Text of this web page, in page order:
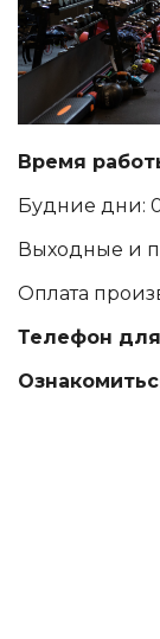
Время
Будние дни:
Выходные и
Оплата
Телефон